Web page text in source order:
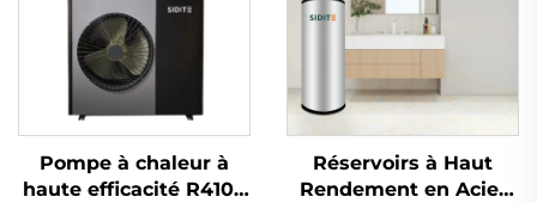
Pompe à chaleur à
haute efficacité R410a
Réservoirs à Haut
Rendement en Acier